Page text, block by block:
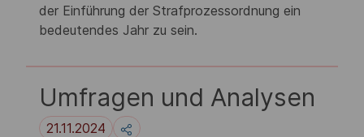
der Einführung der Strafprozessordnung ein
bedeutendes Jahr zu sein.
Umfragen und Analysen
21.11.2024